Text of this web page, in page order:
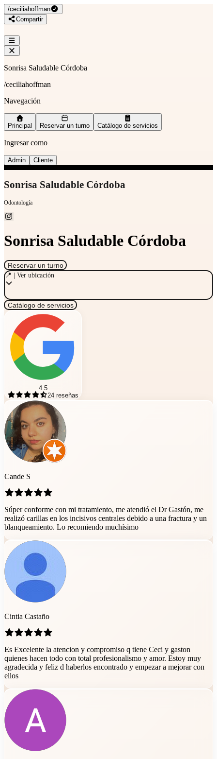
/ceciliahoffman
Compartir
Sonrisa Saludable Córdoba
/ceciliahoffman
Navegación
Principal Reservar un turno Catálogo de servicios
Ingresar como
Admin Cliente
Sonrisa Saludable Córdoba
Odontología
Sonrisa Saludable Córdoba
Reservar un turno
📍 | Ver ubicación
Catálogo de servicios
4.5
24 reseñas
Cande S
Súper conforme con mi tratamiento, me atendió el Dr Gastón, me
realizó carillas en los incisivos centrales debido a una fractura y un
blanqueamiento. Lo recomiendo muchísimo
Cintia Castaño
Es Excelente la atencion y compromiso q tiene Ceci y gaston
quienes hacen todo con total profesionalismo y amor. Estoy muy
agradecida y feliz d haberlos encontrado y empezar a mejorar con
ellos